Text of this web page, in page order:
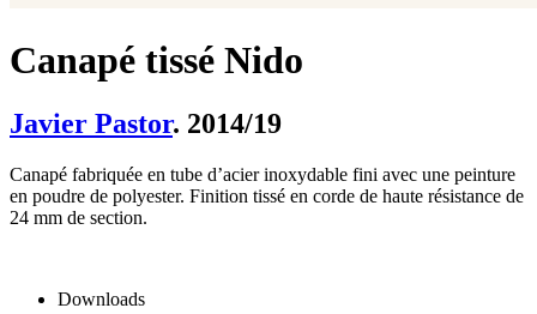
Canapé tissé Nido
Javier Pastor. 2014/19
Canapé fabriquée en tube d’acier inoxydable fini avec une peinture
en poudre de polyester. Finition tissé en corde de haute résistance de
24 mm de section.
Downloads